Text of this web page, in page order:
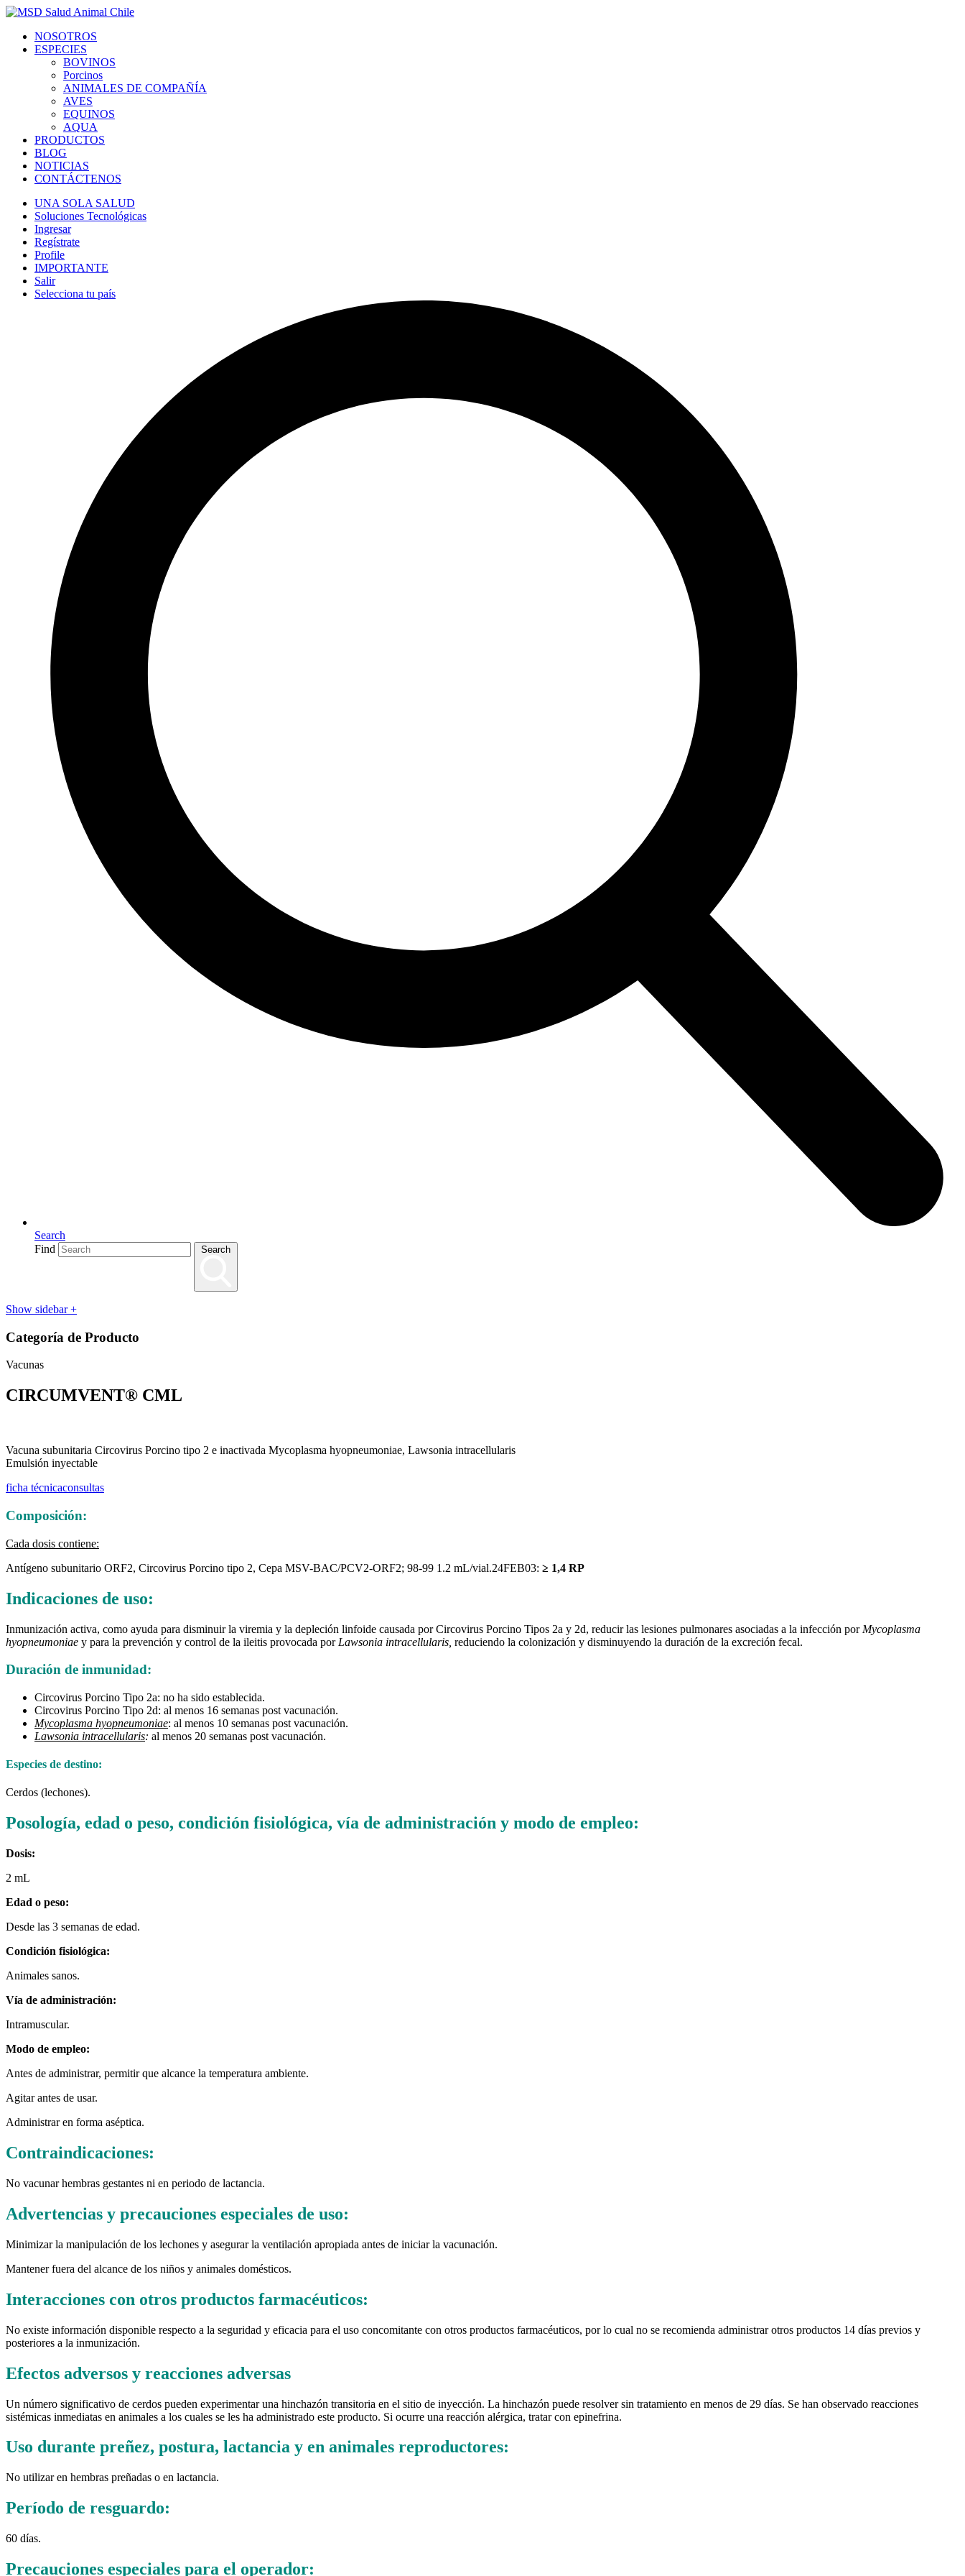
NOSOTROS
ESPECIES
BOVINOS
Porcinos
ANIMALES DE COMPAÑÍA
AVES
EQUINOS
AQUA
PRODUCTOS
BLOG
NOTICIAS
CONTÁCTENOS
UNA SOLA SALUD
Soluciones Tecnológicas
Ingresar
Regístrate
Profile
IMPORTANTE
Salir
Selecciona tu país
Search
Find
Search
Show sidebar+
Categoría de Producto
Vacunas
CIRCUMVENT® CML
Vacuna subunitaria Circovirus Porcino tipo 2 e inactivada Mycoplasma hyopneumoniae, Lawsonia intracellularis
Emulsión inyectable
ficha técnicaconsultas
Composición:
Cada dosis contiene:
Antígeno subunitario ORF2, Circovirus Porcino tipo 2, Cepa MSV-BAC/PCV2-ORF2; 98-99 1.2 mL/vial.24FEB03: ≥ 1,4 RP
Indicaciones de uso:
Inmunización activa, como ayuda para disminuir la viremia y la depleción linfoide causada por Circovirus Porcino Tipos 2a y 2d, reducir las lesiones pulmonares asociadas a la infección por Mycoplasma
hyopneumoniae y para la prevención y control de la ileitis provocada por Lawsonia intracellularis, reduciendo la colonización y disminuyendo la duración de la excreción fecal.
Duración de inmunidad:
Circovirus Porcino Tipo 2a: no ha sido establecida.
Circovirus Porcino Tipo 2d: al menos 16 semanas post vacunación.
Mycoplasma hyopneumoniae: al menos 10 semanas post vacunación.
Lawsonia intracellularis: al menos 20 semanas post vacunación.
Especies de destino:
Cerdos (lechones).
Posología, edad o peso, condición fisiológica, vía de administración y modo de empleo:
Dosis:
2 mL
Edad o peso:
Desde las 3 semanas de edad.
Condición fisiológica:
Animales sanos.
Vía de administración:
Intramuscular.
Modo de empleo:
Antes de administrar, permitir que alcance la temperatura ambiente.
Agitar antes de usar.
Administrar en forma aséptica.
Contraindicaciones:
No vacunar hembras gestantes ni en periodo de lactancia.
Advertencias y precauciones especiales de uso:
Minimizar la manipulación de los lechones y asegurar la ventilación apropiada antes de iniciar la vacunación.
Mantener fuera del alcance de los niños y animales domésticos.
Interacciones con otros productos farmacéuticos:
No existe información disponible respecto a la seguridad y eficacia para el uso concomitante con otros productos farmacéuticos, por lo cual no se recomienda administrar otros productos 14 días previos y
posteriores a la inmunización.
Efectos adversos y reacciones adversas
Un número significativo de cerdos pueden experimentar una hinchazón transitoria en el sitio de inyección. La hinchazón puede resolver sin tratamiento en menos de 29 días. Se han observado reacciones
sistémicas inmediatas en animales a los cuales se les ha administrado este producto. Si ocurre una reacción alérgica, tratar con epinefrina.
Uso durante preñez, postura, lactancia y en animales reproductores:
No utilizar en hembras preñadas o en lactancia.
Período de resguardo:
60 días.
Precauciones especiales para el operador: